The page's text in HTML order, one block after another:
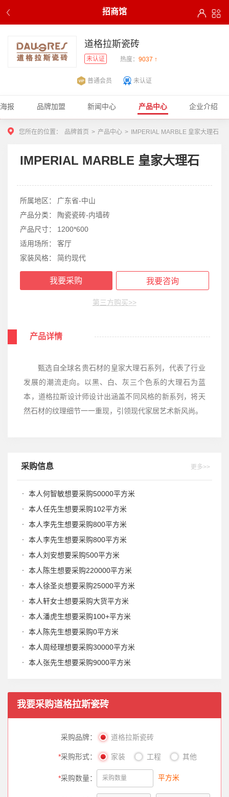
招商馆
道格拉斯瓷砖
未认证 热度： 9037 ↑
普通会员 未认证
报 品牌加盟 新闻中心 产品中心 企业介绍
您所在的位置： 品牌首页 > 产品中心 > IMPERIAL MARBLE 皇家大理石
1 2 3
IMPERIAL MARBLE 皇家大理石
所属地区：
广东省-中山
产品分类：
陶瓷瓷砖-内墙砖
产品尺寸：
1200*600
适用场所：
客厅
家装风格：
简约现代
我要采购 我要咨询
第三方购买>>
产品详情
甄选自全球名贵石材的皇家大理石系列，代表了行业
发展的潮流走向。以黑、白、灰三个色系的大理石为蓝
本，道格拉斯设计师设计出涵盖不同风格的新系列，将天
然石材的纹理细节一一重现，引领现代家居艺术新风尚。
采购信息 更多>>
本人何智敏想要采购50000平方米
本人任先生想要采购102平方米
本人李先生想要采购800平方米
本人李先生想要采购800平方米
本人刘安想要采购500平方米
本人陈生想要采购220000平方米
本人徐圣炎想要采购25000平方米
本人轩女士想要采购大货平方米
本人潘虎生想要采购100+平方米
本人陈先生想要采购0平方米
本人周经理想要采购30000平方米
本人张先生想要采购9000平方米
我要采购道格拉斯瓷砖
采购品牌： 道格拉斯瓷砖
*采购形式： 家装 工程 其他
*采购数量： 平方米